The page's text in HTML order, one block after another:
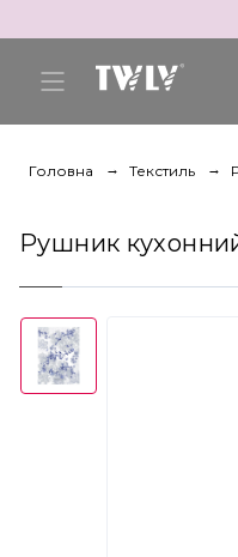
Головна Текстиль
Рушник